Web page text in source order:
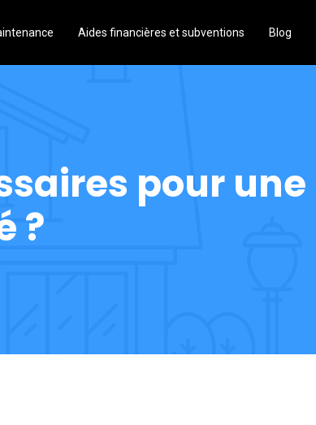
Aides financières et subventions Blog
pour une
?